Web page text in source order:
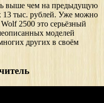
выше чем на предыдущую
13 тыс. рублей. Уже можно
2500 это серьёзный
моделей
других в своём